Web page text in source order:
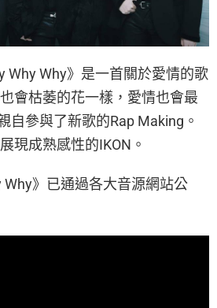
Why Why》是一首關於愛情的歌
會枯萎的花一樣，愛情也會最
自參與了新歌的Rap Making。
現成熟感性的IKON。
Why》已通過各大音源網站公